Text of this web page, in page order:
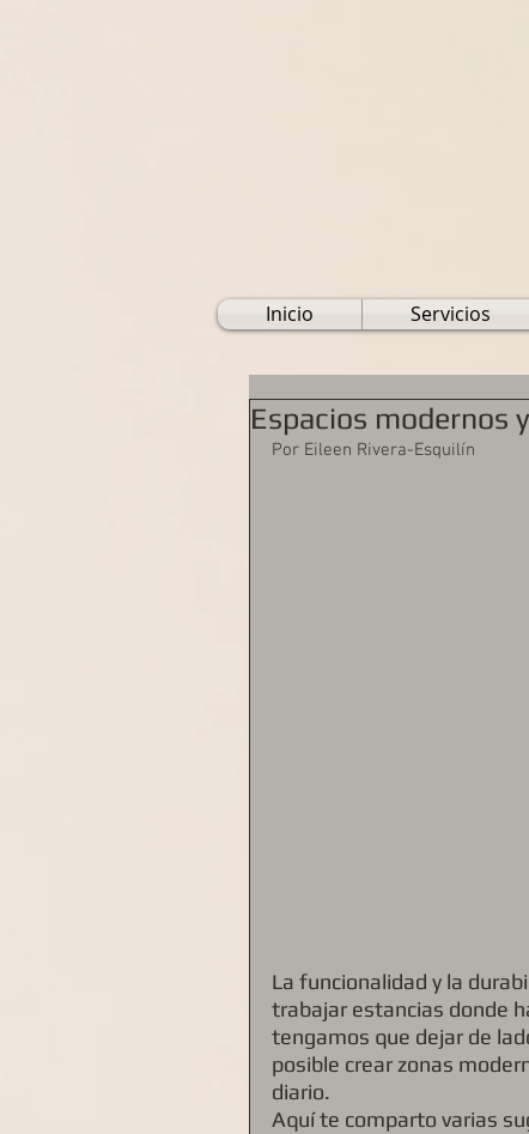
Inicio Servicios
Espacios modernos
Por Eileen Rivera-Esquilín
La funcionalidad y la
trabajar estancias donde
tengamos que dejar de
posible crear zonas
diario.
Aquí te comparto varias